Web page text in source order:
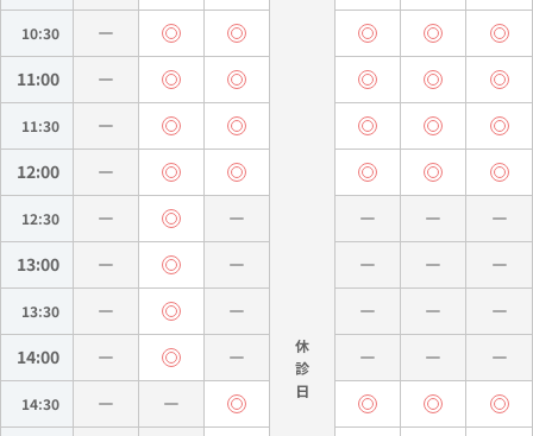
休
診
10:30
11:00
11:30
12:00
12:30
13:00
13:30
14:00
14:30